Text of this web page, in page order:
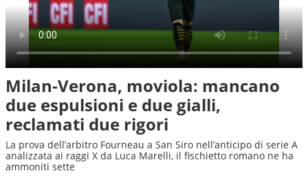
Milan-Verona, moviola: mancano
due espulsioni e due gialli,
reclamati due rigori
La prova dell’arbitro Fourneau a San Siro nell’anticipo di serie A
analizzata ai raggi X da Luca Marelli, il fischietto romano ne ha
ammoniti sette